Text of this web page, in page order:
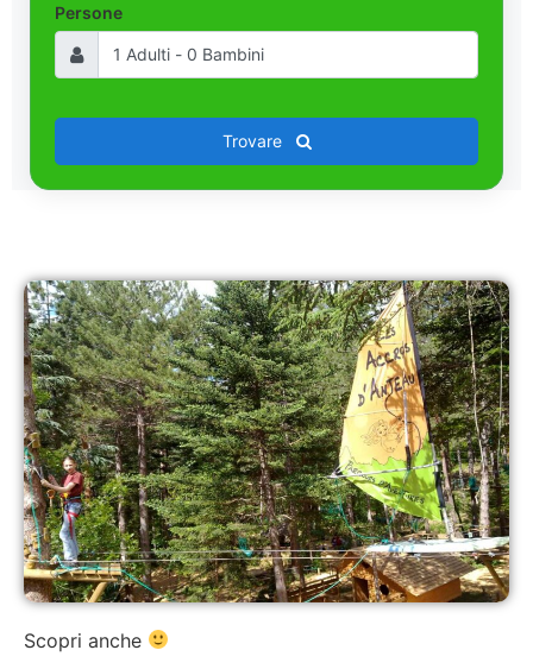
Persone
Trovare
Scopri anche